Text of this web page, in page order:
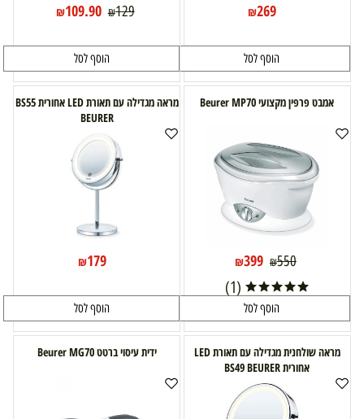
₪269
הוסף לסל
₪129
₪109.90
הוסף לסל
אמבט פרפין מקצועי Beurer MP70
₪550
₪399
(1)
הוסף לסל
מראה מגדילה עם תאורת LED אחורית BS55
BEURER
₪179
הוסף לסל
מראה שולחנית מגדילה עם תאורת LED
אחורית BS49 BEURER
ידית עיסוי ברטט Beurer MG70